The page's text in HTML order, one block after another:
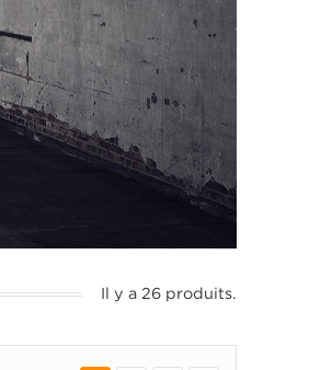
Il y a 26 produits.